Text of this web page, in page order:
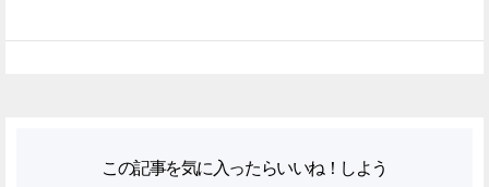
この記事を気に入ったらいいね！しよう